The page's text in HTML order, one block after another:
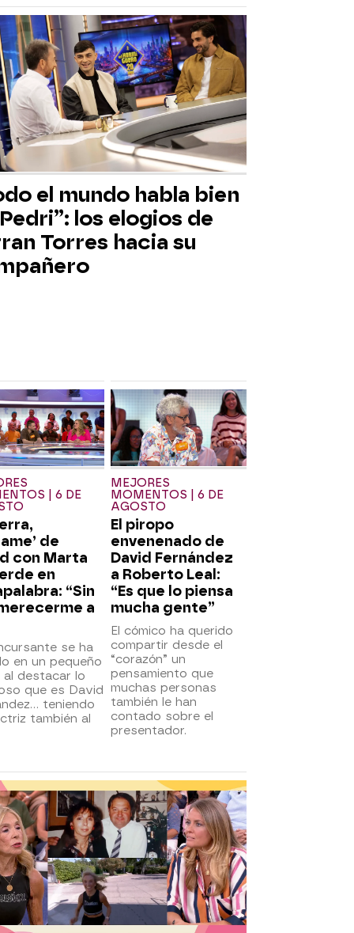
el mundo habla bien
los elogios de
Torres hacia su
| 6 DE
de
con Marta
en
“Sin
a
se ha
en un pequeño
al destacar lo
que es David
teniendo
también al
MEJORES
MOMENTOS | 6 DE
AGOSTO
El piropo
envenenado de
David Fernández
a Roberto Leal:
“Es que lo piensa
mucha gente”
El cómico ha querido
compartir desde el
“corazón” un
pensamiento que
muchas personas
también le han
contado sobre el
presentador.